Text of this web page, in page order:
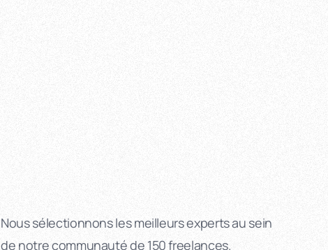
Nous sélectionnons les meilleurs experts au sein
de notre communauté de 150 freelances.